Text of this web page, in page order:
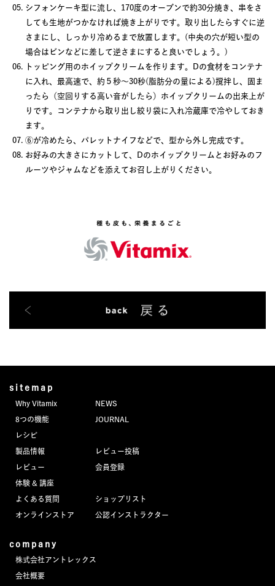
シフォンケーキ型に流し、170度のオーブンで約30分焼き、串をさ
しても生地がつかなければ焼き上がりです。取り出したらすぐに逆
さまにし、しっかり冷めるまで放置します。(中央の穴が短い型の
場合はビンなどに差して逆さまにすると良いでしょう。)
トッピング用のホイップクリームを作ります。Dの食材をコンテナ
に入れ、最高速で、約５秒～30秒(脂肪分の量による)撹拌し、固ま
ったら（空回りする高い音がしたら）ホイップクリームの出来上が
りです。コンテナから取り出し絞り袋に入れ冷蔵庫で冷やしておき
ます。
⑥が冷めたら、パレットナイフなどで、型から外し完成です。
お好みの大きさにカットして、Dのホイップクリームとお好みのフ
ルーツやジャムなどを添えてお召し上がりください。
sitemap
Why Vitamix
8つの機能
レシピ
製品情報
レビュー
体験 & 講座
よくある質問
オンラインストア
NEWS
JOURNAL
レビュー投稿
会員登録
ショップリスト
公認インストラクター
company
株式会社アントレックス
会社概要